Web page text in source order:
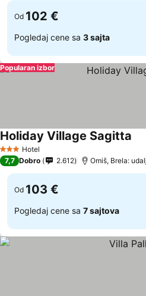
Od 102 €
Pogledaj cene sa 3 sajta
Popularan izbor
3 Zvezdice
Hotel
Holiday Village Sagitta
7,7 Dobro 2.612 Omiš, Brela:
Od 103 €
Pogledaj cene sa 7 sajtova